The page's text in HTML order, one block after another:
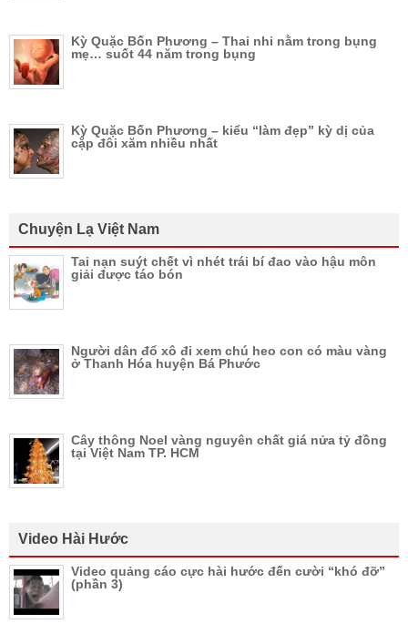
Kỳ Quặc Bốn Phương – Thai nhi nằm trong bụng
mẹ… suốt 44 năm trong bụng
Kỳ Quặc Bốn Phương – kiểu “làm đẹp” kỳ dị của
cặp đôi xăm nhiều nhất
Chuyện Lạ Việt Nam
Tai nạn suýt chết vì nhét trái bí đao vào hậu môn
giải được táo bón
Người dân đổ xô đi xem chú heo con có màu vàng
ở Thanh Hóa huyện Bá Phước
Cây thông Noel vàng nguyên chất giá nửa tỷ đồng
tại Việt Nam TP. HCM
Video Hài Hước
Video quảng cáo cực hài hước đến cười “khó đỡ”
(phần 3)